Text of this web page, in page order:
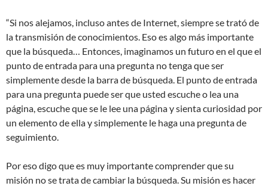
“Si nos alejamos, incluso antes de Internet, siempre se trató de
la transmisión de conocimientos. Eso es algo más importante
que la búsqueda… Entonces, imaginamos un futuro en el que el
punto de entrada para una pregunta no tenga que ser
simplemente desde la barra de búsqueda. El punto de entrada
para una pregunta puede ser que usted escuche o lea una
página, escuche que se le lee una página y sienta curiosidad por
un elemento de ella y simplemente le haga una pregunta de
seguimiento.
Por eso digo que es muy importante comprender que su
misión no se trata de cambiar la búsqueda. Su misión es hacer